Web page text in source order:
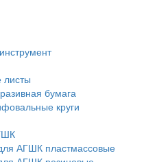
листы
бумага
круги
АГШК пластмассовые